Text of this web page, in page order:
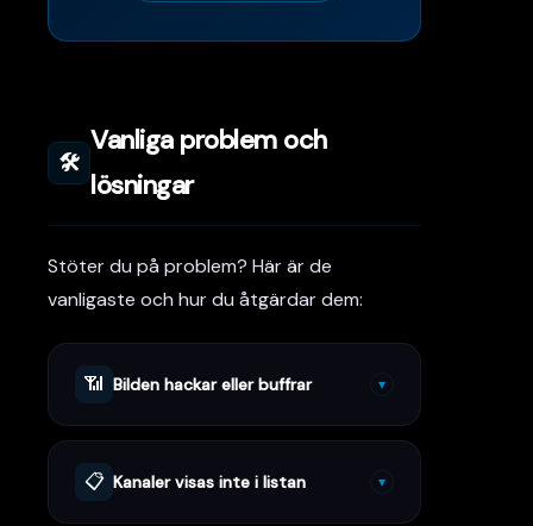
🛠️
Vanliga problem och
lösningar
Stöter du på problem? Här är de
vanligaste och hur du åtgärdar dem:
📶 Bilden hackar eller buffrar ▾
📋 Kanaler visas inte i listan ▾